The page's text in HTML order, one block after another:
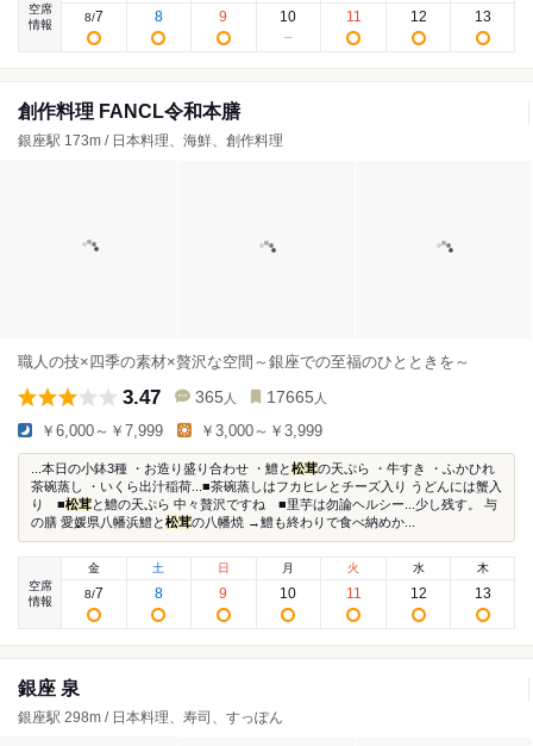
空席
情報
8/7 8 9 10 11 12 13
創作料理 FANCL令和本膳
銀座駅 173m / 日本料理、海鮮、創作料理
職人の技×四季の素材×贅沢な空間～銀座での至福のひとときを～
3.47 365 人 17665 人
￥6,000～￥7,999 ￥3,000～￥3,999
...本日の小鉢3種 ・お造り盛り合わせ ・鱧と松茸の天ぷら ・牛すき ・ふかひれ
茶碗蒸し ・いくら出汁稲荷...■茶碗蒸しはフカヒレとチーズ入り うどんには蟹入
り ■松茸と鱧の天ぷら 中々贅沢ですね ■里芋は勿論ヘルシー...少し残す。 与
の膳 愛媛県八幡浜鱧と松茸の八幡焼 →鱧も終わりで食べ納めか...
空席
情報
金
8/7
土
8
日
9
月
10
火
11
水
12
木
13
銀座 泉
銀座駅 298m / 日本料理、寿司、すっぽん